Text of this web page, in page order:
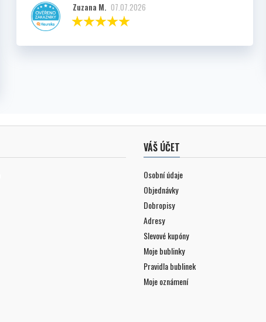
Zuzana M. 07.07.2026
VÁŠ ÚČET
Osobní údaje
Objednávky
Dobropisy
Adresy
Slevové kupóny
Moje bublinky
Pravidla bublinek
Moje oznámení